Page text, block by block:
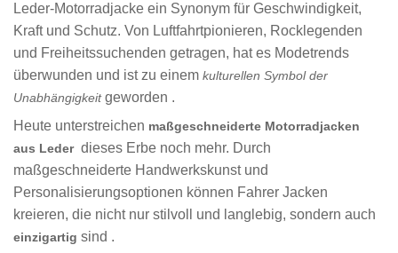
Leder-Motorradjacke ein Synonym für Geschwindigkeit,
Kraft und Schutz. Von Luftfahrtpionieren, Rocklegenden
und Freiheitssuchenden getragen, hat es Modetrends
überwunden und ist zu einem kulturellen Symbol der
Unabhängigkeitgeworden .
Heute unterstreichen maßgeschneiderte Motorradjacken
aus Lederdieses Erbe noch mehr. Durch
maßgeschneiderte Handwerkskunst und
Personalisierungsoptionen können Fahrer Jacken
kreieren, die nicht nur stilvoll und langlebig, sondern auch
einzigartig sind .